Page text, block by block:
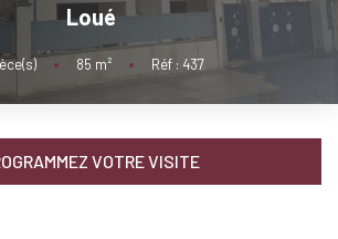
NOS AGENCES
Qui Sommes-Nous ?
Nous Rejoindre
Loué
• 85 m² • Réf : 437
VOTRE VISITE